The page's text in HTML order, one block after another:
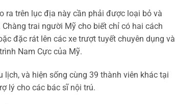
ra trên lục địa này cần phải được loại bỏ và
trai người Mỹ cho biết chỉ có hai cách
đặc rát lên các xe trượt tuyết chuyên dụng và
Nam Cực của Mỹ.
lịch, và hiện sống cùng 39 thành viên khác tại
lý cho các bác sĩ nội trú.